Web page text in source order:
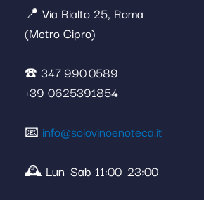
📍 Via Rialto 25, Roma
(Metro Cipro)
☎️ 347 990 0589
+39 0625391854
📧 info@solovinoenoteca.it
🕰️ Lun–Sab 11:00–23:00